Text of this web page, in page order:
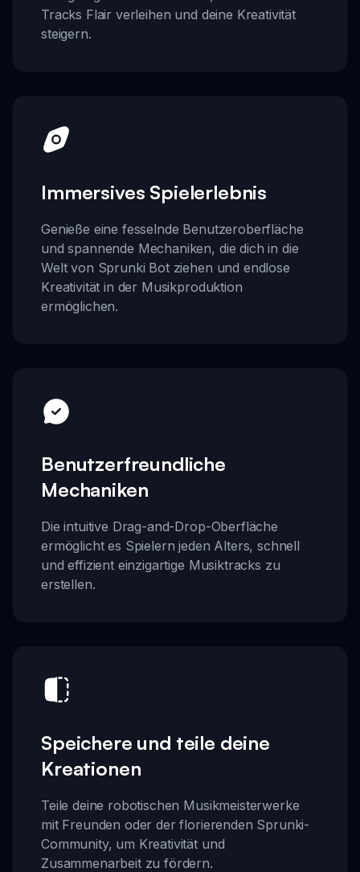
Tracks Flair verleihen und deine Kreativität
steigern.
Immersives Spielerlebnis
Genieße eine fesselnde Benutzeroberfläche
und spannende Mechaniken, die dich in die
Welt von Sprunki Bot ziehen und endlose
Kreativität in der Musikproduktion
ermöglichen.
Benutzerfreundliche
Mechaniken
Die intuitive Drag-and-Drop-Oberfläche
ermöglicht es Spielern jeden Alters, schnell
und effizient einzigartige Musiktracks zu
erstellen.
Speichere und teile deine
Kreationen
Teile deine robotischen Musikmeisterwerke
mit Freunden oder der florierenden Sprunki-
Community, um Kreativität und
Zusammenarbeit zu fördern.